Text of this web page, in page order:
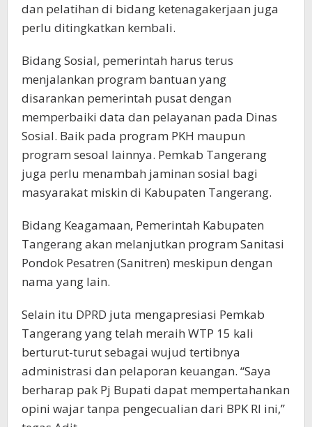
dan pelatihan di bidang ketenagakerjaan juga
perlu ditingkatkan kembali.
Bidang Sosial, pemerintah harus terus
menjalankan program bantuan yang
disarankan pemerintah pusat dengan
memperbaiki data dan pelayanan pada Dinas
Sosial. Baik pada program PKH maupun
program sesoal lainnya. Pemkab Tangerang
juga perlu menambah jaminan sosial bagi
masyarakat miskin di Kabupaten Tangerang.
Bidang Keagamaan, Pemerintah Kabupaten
Tangerang akan melanjutkan program Sanitasi
Pondok Pesatren (Sanitren) meskipun dengan
nama yang lain.
Selain itu DPRD juta mengapresiasi Pemkab
Tangerang yang telah meraih WTP 15 kali
berturut-turut sebagai wujud tertibnya
administrasi dan pelaporan keuangan. “Saya
berharap pak Pj Bupati dapat mempertahankan
opini wajar tanpa pengecualian dari BPK RI ini,”